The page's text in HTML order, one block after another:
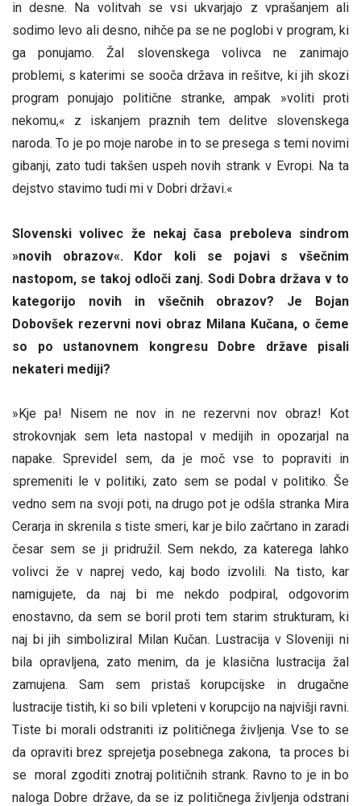
in desne. Na volitvah se vsi ukvarjajo z vprašanjem ali
sodimo levo ali desno, nihče pa se ne poglobi v program, ki
ga ponujamo. Žal slovenskega volivca ne zanimajo
problemi, s katerimi se sooča država in rešitve, ki jih skozi
program ponujajo politične stranke, ampak »voliti proti
nekomu,« z iskanjem praznih tem delitve slovenskega
naroda. To je po moje narobe in to se presega s temi novimi
gibanji, zato tudi takšen uspeh novih strank v Evropi. Na ta
dejstvo stavimo tudi mi v Dobri državi.«
Slovenski volivec že nekaj časa preboleva sindrom
»novih obrazov«. Kdor koli se pojavi s všečnim
nastopom, se takoj odloči zanj. Sodi Dobra država v to
kategorijo novih in všečnih obrazov? Je Bojan
Dobovšek rezervni novi obraz Milana Kučana, o čeme
so po ustanovnem kongresu Dobre države pisali
nekateri mediji?
»Kje pa! Nisem ne nov in ne rezervni nov obraz! Kot
strokovnjak sem leta nastopal v medijih in opozarjal na
napake. Sprevidel sem, da je moč vse to popraviti in
spremeniti le v politiki, zato sem se podal v politiko. Še
vedno sem na svoji poti, na drugo pot je odšla stranka Mira
Cerarja in skrenila s tiste smeri, kar je bilo začrtano in zaradi
česar sem se ji pridružil. Sem nekdo, za katerega lahko
volivci že v naprej vedo, kaj bodo izvolili. Na tisto, kar
namigujete, da naj bi me nekdo podpiral, odgovorim
enostavno, da sem se boril proti tem starim strukturam, ki
naj bi jih simboliziral Milan Kučan. Lustracija v Sloveniji ni
bila opravljena, zato menim, da je klasična lustracija žal
zamujena. Sam sem pristaš korupcijske in drugačne
lustracije tistih, ki so bili vpleteni v korupcijo na najvišji ravni.
Tiste bi morali odstraniti iz političnega življenja. Vse to se
da opraviti brez sprejetja posebnega zakona, ta proces bi
se moral zgoditi znotraj političnih strank. Ravno to je in bo
naloga Dobre države, da se iz političnega življenja odstrani